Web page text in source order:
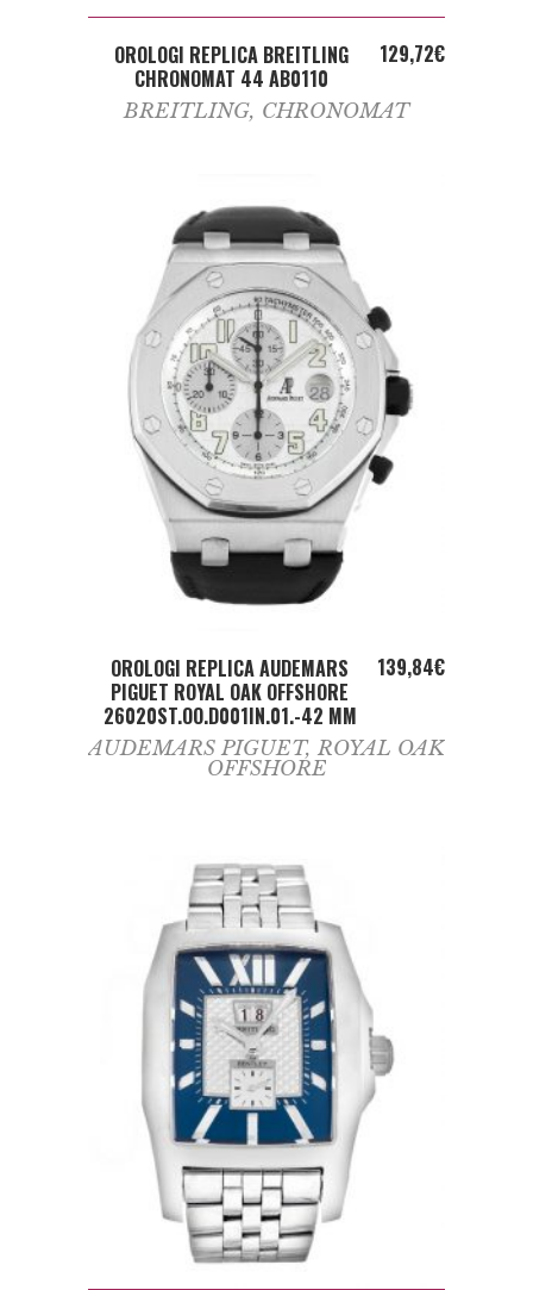
ADD TO CART
OROLOGI REPLICA BREITLING
CHRONOMAT 44 AB0110
129,72€
BREITLING, CHRONOMAT
ADD TO CART
OROLOGI REPLICA AUDEMARS
PIGUET ROYAL OAK OFFSHORE
26020ST.OO.D001IN.01.-42 MM
139,84€
AUDEMARS PIGUET, ROYAL OAK
OFFSHORE